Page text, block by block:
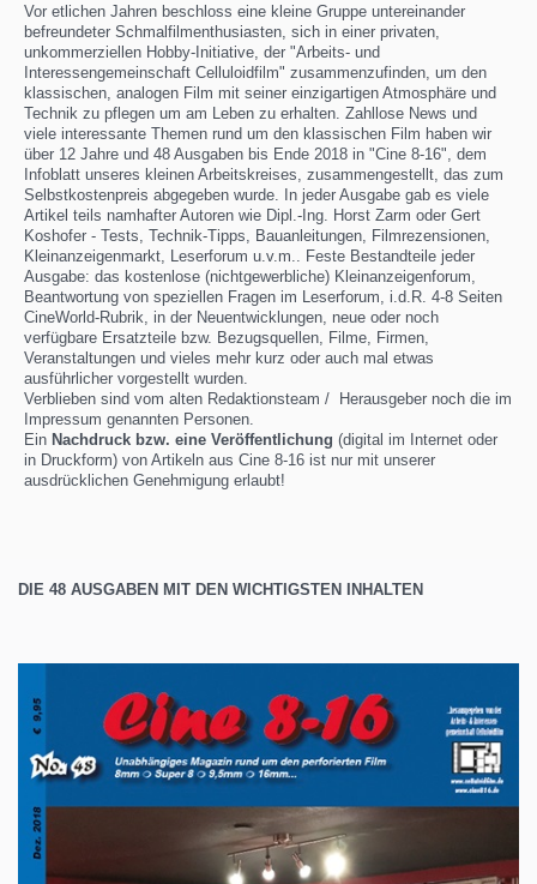
Vor etlichen Jahren beschloss eine kleine Gruppe untereinander
befreundeter Schmalfilmenthusiasten, sich in einer privaten,
unkommerziellen Hobby-Initiative, der "Arbeits- und
Interessengemeinschaft Celluloidfilm" zusammenzufinden, um den
klassischen, analogen Film mit seiner einzigartigen Atmosphäre und
Technik zu pflegen um am Leben zu erhalten. Zahllose News und
viele interessante Themen rund um den klassischen Film haben wir
über 12 Jahre und 48 Ausgaben bis Ende 2018 in "Cine 8-16", dem
Infoblatt unseres kleinen Arbeitskreises, zusammengestellt, das zum
Selbstkostenpreis abgegeben wurde. In jeder Ausgabe gab es viele
Artikel teils namhafter Autoren wie Dipl.-Ing. Horst Zarm oder Gert
Koshofer - Tests, Technik-Tipps, Bauanleitungen, Filmrezensionen,
Kleinanzeigenmarkt, Leserforum u.v.m.. Feste Bestandteile jeder
Ausgabe: das kostenlose (nichtgewerbliche) Kleinanzeigenforum,
Beantwortung von speziellen Fragen im Leserforum, i.d.R. 4-8 Seiten
CineWorld-Rubrik, in der Neuentwicklungen, neue oder noch
verfügbare Ersatzteile bzw. Bezugsquellen, Filme, Firmen,
Veranstaltungen und vieles mehr kurz oder auch mal etwas
ausführlicher vorgestellt wurden.
Verblieben sind vom alten Redaktionsteam / Herausgeber noch die im
Impressum genannten Personen.
Ein Nachdruck bzw. eine Veröffentlichung (digital im Internet oder
in Druckform) von Artikeln aus Cine 8-16 ist nur mit unserer
ausdrücklichen Genehmigung erlaubt!
DIE 48 AUSGABEN MIT DEN WICHTIGSTEN INHALTEN